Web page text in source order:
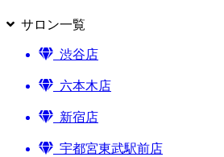
サロン一覧
渋谷店
六本木店
新宿店
宇都宮東武駅前店